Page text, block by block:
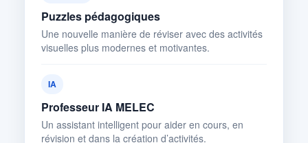
Puzzles pédagogiques
Une nouvelle manière de réviser avec des activités
visuelles plus modernes et motivantes.
IA
Professeur IA MELEC
Un assistant intelligent pour aider en cours, en
révision et dans la création d’activités.